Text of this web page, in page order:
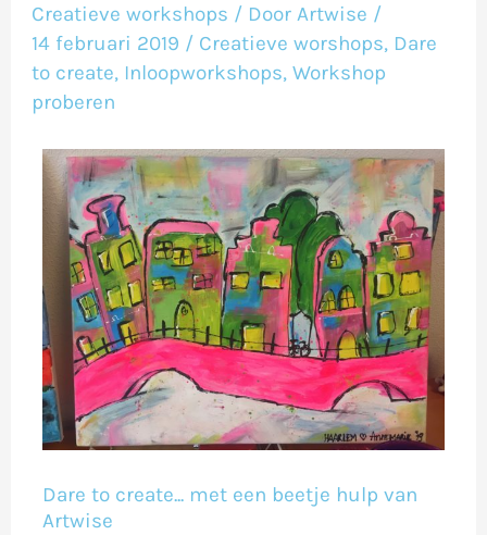
Creatieve workshops / DoorArtwise /
14 februari 2019 / Creatieve worshops, Dare
to create, Inloopworkshops,Workshop
proberen
Dare to create... met een beetje hulp van
Artwise
inloopworkshops
in?